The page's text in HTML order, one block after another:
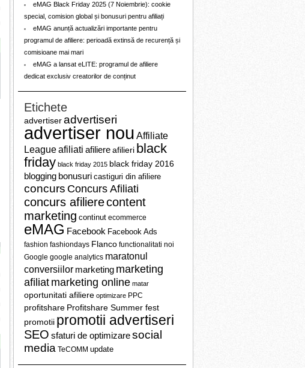
eMAG Black Friday 2025 (7 Noiembrie): cookie
special, comision global și bonusuri pentru afiliați
eMAG anunță actualizări importante pentru
programul de afiliere: perioadă extinsă de recurență și
comisioane mai mari
eMAG a lansat eLITE: programul de afiliere
dedicat exclusiv creatorilor de conținut
Etichete
advertiseradvertiseri
advertiser nou Affiliate
Leagueafiliati afiliereafilieri black
friday black friday 2015 black friday 2016
blogging bonusuri castiguri din afiliere
concurs Concurs Afiliati
concurs afilierecontent
marketing continut ecommerce
eMAG Facebook Facebook Ads
fashion fashiondays Flanco functionalitati noi
Google google analytics maratonul
conversiilor marketing marketing
afiliat marketing online matar
oportunitati afiliere optimizare PPC
profitshare Profitshare Summer fest
promotii promotii advertiseri
SEO sfaturi de optimizaresocial
media TeCOMM update